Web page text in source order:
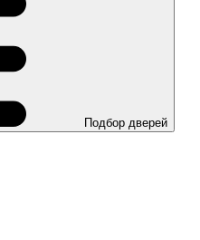
Подбор дверей